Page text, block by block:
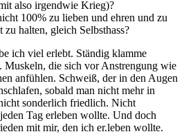
also irgendwie Krieg)?
100% zu lieben und ehren und zu
halten, gleich Selbsthass?
ich viel erlebt. Ständig klamme
Muskeln, die sich vor Anstrengung wie
anfühlen. Schweiß, der in den Augen
sobald man nicht mehr in
sonderlich friedlich. Nicht
Tag erleben wollte. Und doch
mit mir, den ich er.leben wollte.